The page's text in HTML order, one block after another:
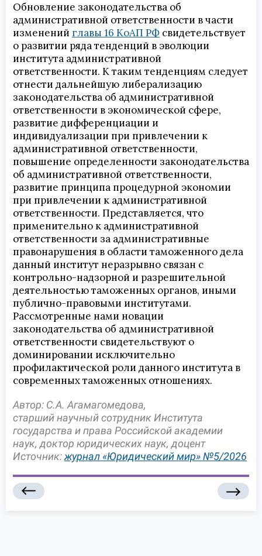
Обновление законодательства об
административной ответственности в части
изменений главы 16 КоАП РФ свидетельствует
о развитии ряда тенденций в эволюции
института административной
ответственности. К таким тенденциям следует
отнести дальнейшую либерализацию
законодательства об административной
ответственности в экономической сфере,
развитие дифференциации и
индивидуализации при привлечении к
административной ответственности,
повышение определенности законодательства
об административной ответственности,
развитие принципа процедурной экономии
при привлечении к административной
ответственности. Представляется, что
применительно к административной
ответственности за административные
правонарушения в области таможенного дела
данный институт неразрывно связан с
контрольно-надзорной и разрешительной
деятельностью таможенных органов, иными
публично-правовыми институтами.
Рассмотренные нами новации
законодательства об административной
ответственности свидетельствуют о
доминировании исключительно
профилактической роли данного института в
современных таможенных отношениях.
Автор: С.А. Агамагомедова,
старший научный сотрудник Института
государства и права Российской академии
наук, доктор юридических наук, доцент
Источник:журнал «Юридический мир» №5/2026